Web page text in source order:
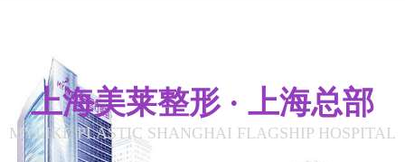
上海美莱整形 · 上海总部
MYLIKE PLASTIC SHANGHAI FLAGSHIP HOSPITAL